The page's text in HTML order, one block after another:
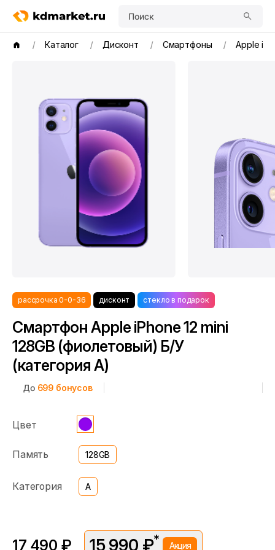
Поиск
Каталог Дисконт Смартфоны Apple
рассрочка 0-0-36 дисконт стекло в подарок
Смартфон Apple iPhone 12 mini
128GB (фиолетовый) Б/У
(категория А)
До 699 бонусов
Цвет
Память 128GB
Категория A
17 490 ₽ 15 990 ₽* Акция